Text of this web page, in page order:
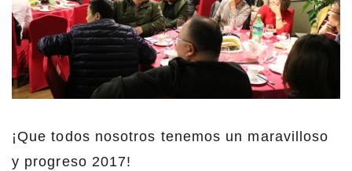
¡Que todos nosotros tenemos un maravilloso
y progreso 2017!